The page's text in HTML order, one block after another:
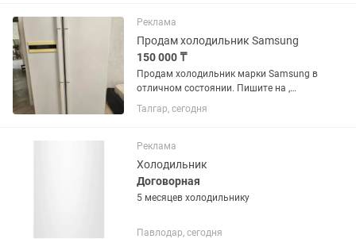
передвигался
Реклама
Продам холодильник Samsung
150 000 ₸
Продам холодильник марки Samsung в
отличном состоянии. Пишите на ,
отправлю видеообзор.
Талгар, сегодня
Реклама
Холодильник
Договорная
5 месяцев холодильнику
Павлодар, сегодня